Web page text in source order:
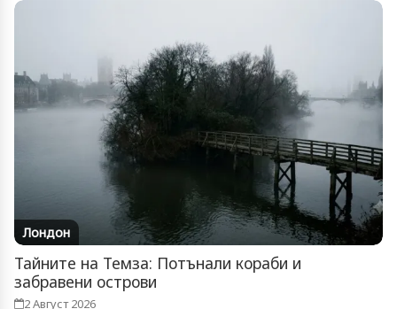
Лондон
Тайните на Темза: Потънали кораби и
забравени острови
2 Август 2026